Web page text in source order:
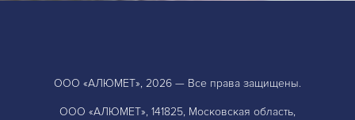
ООО «АЛЮМЕТ», 2026 — Все права защищены.
ООО «АЛЮМЕТ», 141825, Московская область,